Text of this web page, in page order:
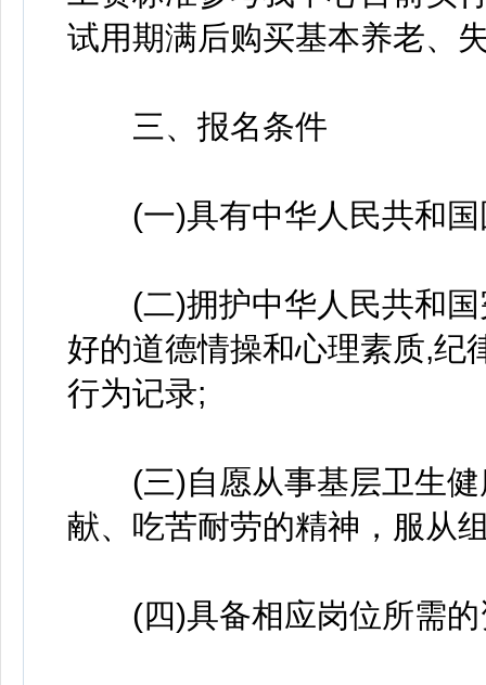
试用期满后购买基本养老、
三、报名条件
(一)具有中华人民共和国
(二)拥护中华人民共和国
好的道德情操和心理素质,纪
行为记录;
(三)自愿从事基层卫生健
献、吃苦耐劳的精神，服从
(四)具备相应岗位所需的